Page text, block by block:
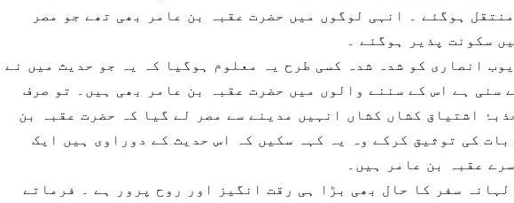
ہوگئے ۔ انہی لوگوں میں حضرت عقبہ بن عامر بھی تھے جو مصر
سکونت پذیر ہوگئے ۔
انصاری کو شدہ شدہ کسی طرح یہ معلوم ہوگیا کہ یہ جو حدیث میں نے
سنی ہے اس کے سننے والوں میں حضرت عقبہ بن عامر بھی ہیں۔ تو صرف
اشتیاق کشاں کشاں انہیں مدینے سے مصر لے گیا کہ حضرت عقبہ بن
بات کی توثیق کرکے وہ یہ کہہ سکیں کہ اس حدیث کے دوراوی ہیں ایک
عقبہ بن عامر ہیں۔
سفر کا حال بھی بڑا ہی رقت انگیز اور روح پرور ہے ۔ فرماتے